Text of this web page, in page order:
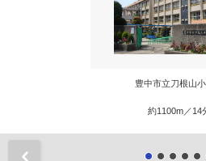
豊中市立刀根山
約1100m／14